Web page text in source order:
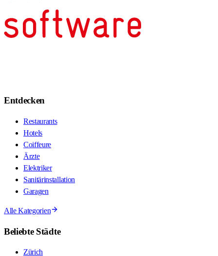
Entdecken
Restaurants
Hotels
Coiffeure
Ärzte
Elektriker
Sanitärinstallation
Garagen
Alle Kategorien
Beliebte Städte
Zürich